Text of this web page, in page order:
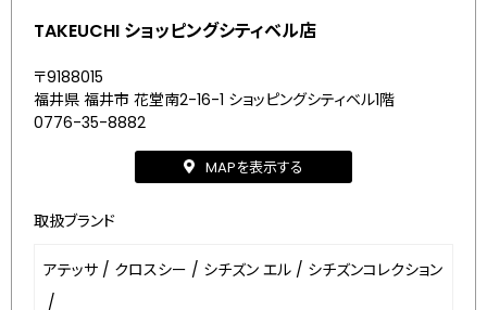
TAKEUCHI ショッピングシティベル店
〒9188015
福井県 福井市 花堂南2-16-1 ショッピングシティベル1階
0776-35-8882
MAPを表示する
取扱ブランド
アテッサ / クロスシー / シチズン エル / シチズンコレクション
/